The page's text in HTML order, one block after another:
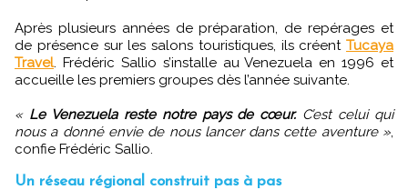
Après plusieurs années de préparation, de repérages et
de présence sur les salons touristiques, ils créent Tucaya
Travel. Frédéric Sallio s’installe au Venezuela en 1996 et
accueille les premiers groupes dès l’année suivante.
« Le Venezuela reste notre pays de cœur.C’est celui qui
nous a donné envie de nous lancer dans cette aventure »,
confie Frédéric Sallio.
Un réseau régional construit pas à pas